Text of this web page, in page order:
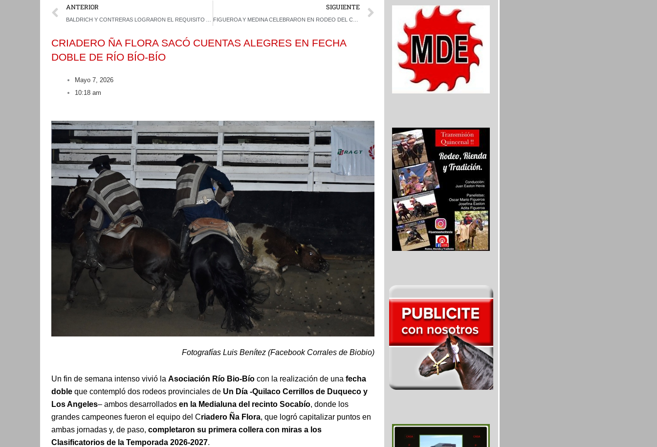
Prev
ANTERIOR SIGUIENTE
FIGUEROA Y MEDINA CELEBRARON EN RODEO DEL CLUB “DON FRANCISCO” DE QUILLÓN
Next
CRIADERO ÑA FLORA SACÓ CUENTAS ALEGRES EN FECHA
DOBLE DE RÍO BÍO-BÍO
Mayo 7, 2026
10:18 am
Fotografías Luis Benítez (Facebook Corrales de Biobio)
Un fin de semana intenso vivió la Asociación Río Bio-Bío con la realización de una fecha
doble que contempló dos rodeos provinciales de Un Día -Quilaco Cerrillos de Duqueco y
Los Angeles– ambos desarrollados en la Medialuna del recinto Socabío, donde los
grandes campeones fueron el equipo del Criadero Ña Flora, que logró capitalizar puntos en
ambas jornadas y, de paso, completaron su primera collera con miras a los
Clasificatorios de la Temporada 2026-2027.